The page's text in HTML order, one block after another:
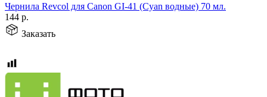
Чернила Revcol для Canon GI-41 (Cyan водные) 70 мл.
144 р.
Заказать